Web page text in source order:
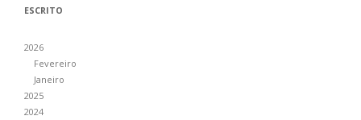
ESCRITO
2026
Fevereiro
Janeiro
2025
2024